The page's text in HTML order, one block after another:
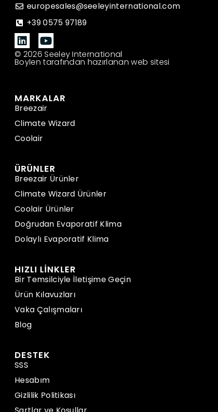
europesales@seeleyinternational.com
+39 0575 97189
© 2026 Seeley International
Boylen tarafından hazırlanan web sitesi
MARKALAR
Breezair
Climate Wizard
Coolair
ÜRÜNLER
Breezair Ürünler
Climate Wizard Ürünler
Coolair Ürünler
Doğrudan Evaporatif Klima
Dolaylı Evaporatif Klima
HIZLI LİNKLER
Bir Temsilciyle İletişime Geçin
Ürün Kılavuzları
Vaka Çalışmaları
Blog
DESTEK
SSS
Hesabım
Gizlilik Politikası